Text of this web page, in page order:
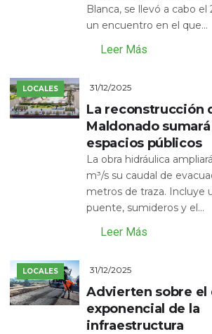
Blanca, se llevó a cabo
un encuentro en el que...
Leer Más
LOCALES 31/12/2025
La reconstrucción
Maldonado
espacios públicos
La obra hidráulica
m³/s su caudal de
metros de traza. Incluye
puente, sumideros y el...
Leer Más
LOCALES 31/12/2025
Advierten sobre
exponencial de la
infraestructura